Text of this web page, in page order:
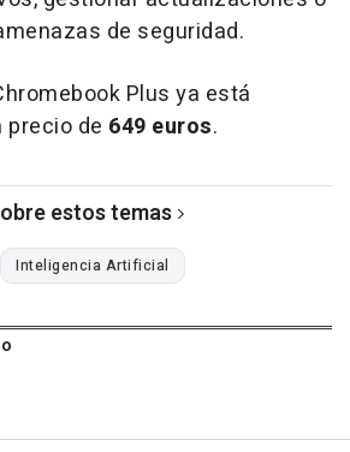
de seguridad.
Plus ya está
precio de 649 euros.
estos temas
Inteligencia Artificial